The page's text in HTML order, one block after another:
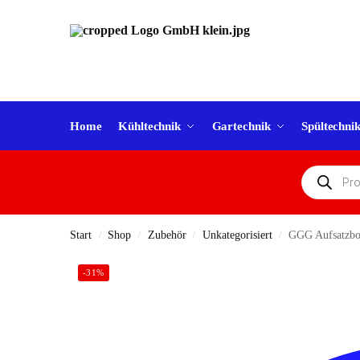
Home Kühltechnik Gartechnik Spültechnik
Start / Shop / Zubehör / Unkategorisiert / GGG
-31%